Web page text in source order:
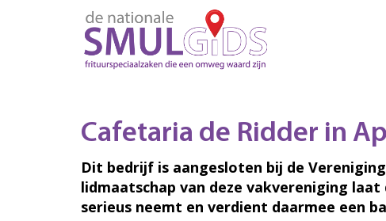
Cafetaria de Ridder in
Dit bedrijf is aangesloten bij de
lidmaatschap van deze vakvereniging
serieus neemt en verdient daarmee een